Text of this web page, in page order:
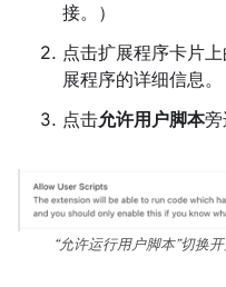
接。）
点击扩展程序卡片
展程序的详细信息。
点击允许用户脚本旁
“允许运行用户脚本”切换